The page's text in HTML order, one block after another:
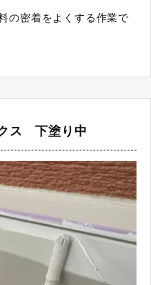
の密着をよくする作業で
ス 下塗り中